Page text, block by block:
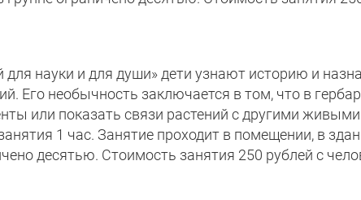
науки и для души» дети узнают историю и
Его необычность заключается в том, что в
или показать связи растений с другими живыми
1 час. Занятие проходит в помещении, в
десятью. Стоимость занятия 250 рублей с